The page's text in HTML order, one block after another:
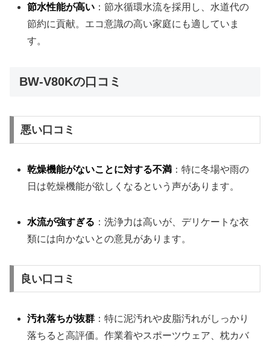
節水性能が高い ：節水循環水流を採用し、水道代の
節約に貢献。エコ意識の高い家庭にも適していま
す。
BW-V80Kの口コミ
悪い口コミ
乾燥機能がないことに対する不満 ：特に冬場や雨の
日は乾燥機能が欲しくなるという声があります。
水流が強すぎる ：洗浄力は高いが、デリケートな衣
類には向かないとの意見があります。
良い口コミ
汚れ落ちが抜群 ：特に泥汚れや皮脂汚れがしっかり
落ちると高評価。作業着やスポーツウェア、枕カバ